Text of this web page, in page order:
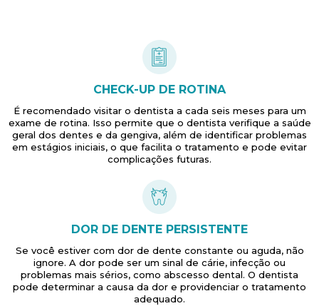
CHECK-UP DE ROTINA
É recomendado visitar o dentista a cada seis meses para um
exame de rotina. Isso permite que o dentista verifique a saúde
geral dos dentes e da gengiva, além de identificar problemas
em estágios iniciais, o que facilita o tratamento e pode evitar
complicações futuras.
DOR DE DENTE PERSISTENTE
Se você estiver com dor de dente constante ou aguda, não
ignore. A dor pode ser um sinal de cárie, infecção ou
problemas mais sérios, como abscesso dental. O dentista
pode determinar a causa da dor e providenciar o tratamento
adequado.